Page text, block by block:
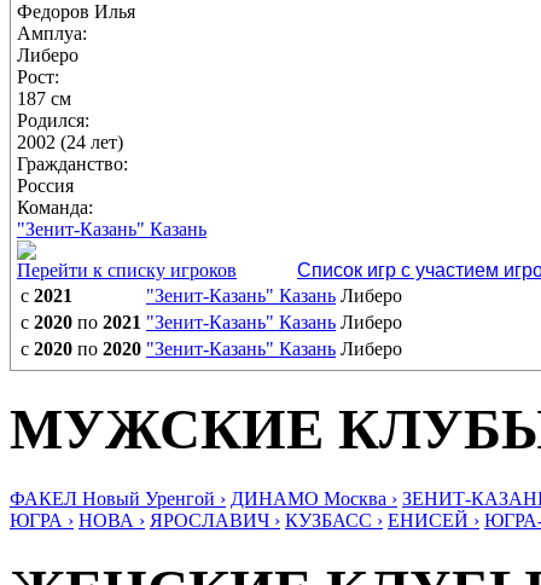
Федоров Илья
Амплуа:
Либеро
Рост:
187 см
Родился:
2002 (24 лет)
Гражданство:
Россия
Команда:
"Зенит-Казань" Казань
Перейти к списку игроков
Список игр с участием
с 2021 "Зенит-Казань" Казань Либеро
с 2020 по 2021 "Зенит-Казань" Казань Либеро
с 2020 по 2020 "Зенит-Казань" Казань Либеро
МУЖСКИЕ
ФАКЕЛ Новый Уренгой › ДИНАМО Москва › ЗЕНИТ-
ЮГРА › НОВА › ЯРОСЛАВИЧ › КУЗБАСС › ЕНИСЕЙ ›